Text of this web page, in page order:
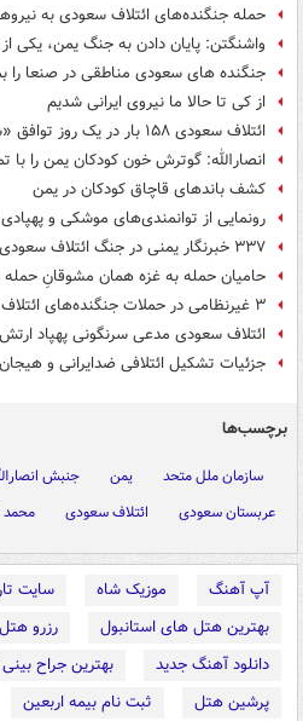
حمله جنگنده‌های ائتلاف سعودی به
واشنگتن:‌ پایان دادن به جنگ یمن،‌ یکی
جنگنده های سعودی مناطقی در صنعا را
از کی تا حالا ما نیروی ایرانی شدیم
ائتلاف سعودی ۱۵۸ بار در یک روز توافق «سوئد «را نقض کرد
انصارالله: گوترش خون کودکان یمن را با
کشف باندهای قاچاق کودکان در یمن
رونمایی از توانمندی‌های موشکی و پهپادی
۳۳۷ خبرنگار یمنی در جنگ ائتلاف سعودی به شهادت رسیدند
حامیان حمله به غزه همان مشوقانِ
۳ غیرنظامی در حملات جنگنده‌های ائتلاف سعودی به یمن کشته شدند
ائتلاف سعودی مدعی سرنگونی پهپاد
جزئیات تشکیل ائتلافی ضدایرانی و
برچسب‌ها
سازمان ملل متحد یمن جنبش
عربستان سعودی
ائتلاف سعودی محمد
آپ آهنگ موزیک شاه
سایت
بهترین هتل های استانبول
رزرو
دانلود آهنگ جدید
بهترین جراح
پرشین هتل
ثبت نام بیمه اربعین